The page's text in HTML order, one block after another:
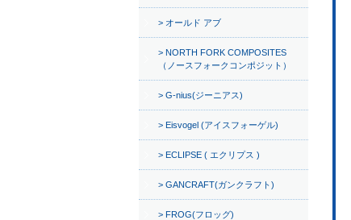
オールド アブ
NORTH FORK COMPOSITES
（ノースフォークコンポジット）
G-nius(ジーニアス)
Eisvogel (アイスフォーゲル)
ECLIPSE ( エクリプス )
GANCRAFT(ガンクラフト)
FROG(フロッグ)